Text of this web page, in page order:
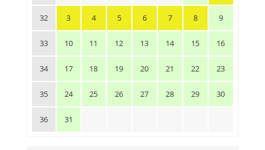
32 3 4 5 6 7 8 9
33 10 11 12 13 14 15 16
34 17 18 19 20 21 22 23
35 24 25 26 27 28 29 30
36 31